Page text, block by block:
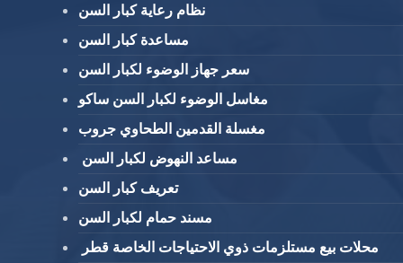
نظام رعاية كبار السن
مساعدة كبار السن
سعر جهاز الوضوء لكبار السن
مغاسل الوضوء لكبار السن ساكو
مغسلة القدمين الطحاوي جروب
مساعد النهوض لكبار السن
تعريف كبار السن
مسند حمام لكبار السن
محلات بيع مستلزمات ذوي الاحتياجات الخاصة قطر